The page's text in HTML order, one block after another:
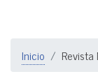
Inicio